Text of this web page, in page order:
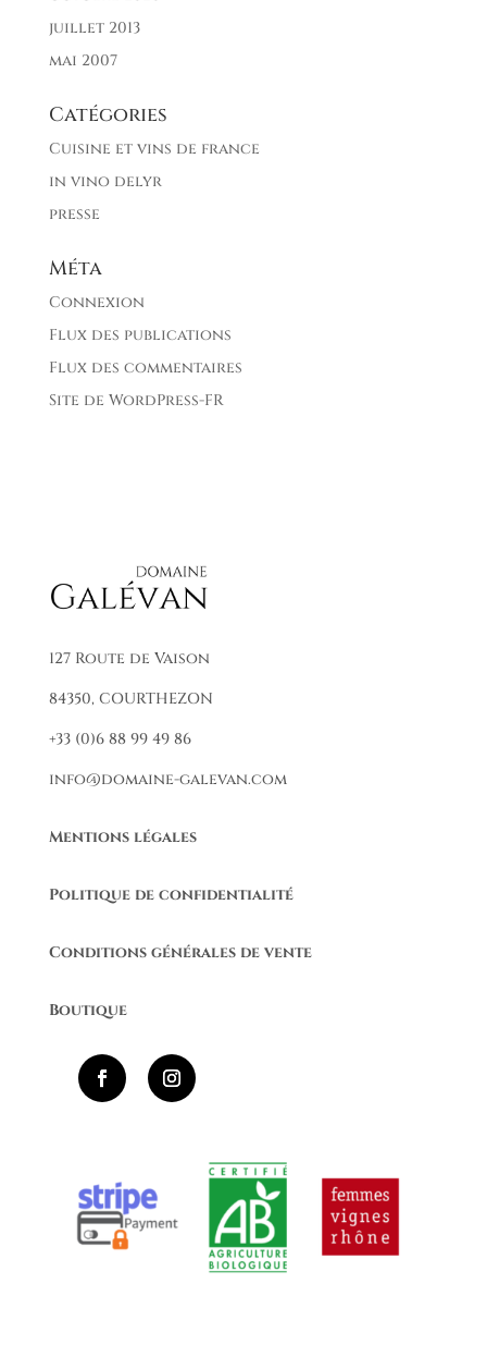
juillet 2013
mai 2007
Catégories
Cuisine et vins de france
in vino delyr
presse
Méta
Connexion
Flux des publications
Flux des commentaires
Site de WordPress-FR
127 Route de Vaison
84350, COURTHEZON
+33 (0)6 88 99 49 86
info@domaine-galevan.com
Mentions légales
Politique de confidentialité
Conditions générales de vente
Boutique